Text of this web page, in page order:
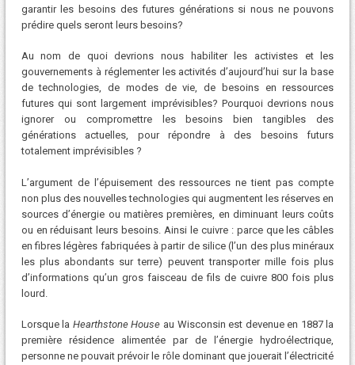
garantir les besoins des futures générations si nous ne pouvons
prédire quels seront leurs besoins?
Au nom de quoi devrions nous habiliter les activistes et les
gouvernements à réglementer les activités d’aujourd’hui sur la base
de technologies, de modes de vie, de besoins en ressources
futures qui sont largement imprévisibles? Pourquoi devrions nous
ignorer ou compromettre les besoins bien tangibles des
générations actuelles, pour répondre à des besoins futurs
totalement imprévisibles ?
L’argument de l’épuisement des ressources ne tient pas compte
non plus des nouvelles technologies qui augmentent les réserves en
sources d’énergie ou matières premières, en diminuant leurs coûts
ou en réduisant leurs besoins. Ainsi le cuivre : parce que les câbles
en fibres légères fabriquées à partir de silice (l’un des plus minéraux
les plus abondants sur terre) peuvent transporter mille fois plus
d’informations qu’un gros faisceau de fils de cuivre 800 fois plus
lourd.
Lorsque la Hearthstone House au Wisconsin est devenue en 1887 la
première résidence alimentée par de l’énergie hydroélectrique,
personne ne pouvait prévoir le rôle dominant que jouerait l’électricité